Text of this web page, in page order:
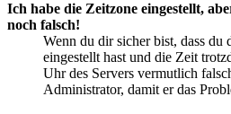
Ich habe die Zeitzone eingestellt,
noch falsch!
Wenn du dir sicher bist, dass du
eingestellt hast und die Zeit
Uhr des Servers vermutlich
Administrator, damit er das